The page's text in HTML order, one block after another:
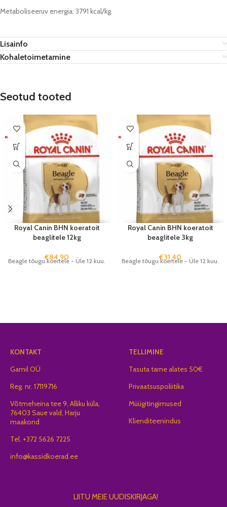
Metaboliseeruv energia: 3791 kcal/kg.
Lisainfo
Kohaletoimetamine
Seotud tooted
Royal Canin BHN koeratoit
beaglitele 12kg
€84,90
Beagle tõugu koertele - Üle 12 kuu.
Royal Canin BHN koeratoit
beaglitele 3kg
€31,40
Beagle tõugu koertele - Üle 12 kuu.
KONTAKT
Gamil OÜ
Reg. nr. 17119716
Võtmeheina tee 9, Alliku küla,
76403 Saue vald, Harju
maakond
Tel. +372 5626 7225
info@kassidkoerad.ee
TELLIMINE
Tasuta tarne alates 50€
Privaatsuspoliitika
Müügitingimused
Klienditeenindus
LIITU MEIE UUDISKIRJAGA!